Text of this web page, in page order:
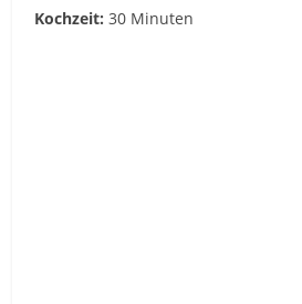
Kochzeit: 30 Minuten